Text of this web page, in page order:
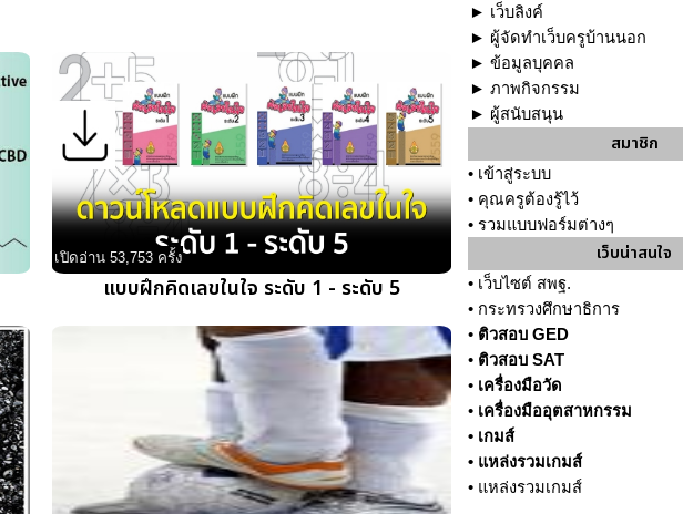
เปิดอ่าน 53,753 ครั้ง
แบบฝึกคิดเลขในใจ ระดับ 1 - ระดับ 5
► เว็บลิงค์
► ผู้จัดทำเว็บครูบ้านนอก
► ข้อมูลบุคคล
► ภาพกิจกรรม
► ผู้สนับสนุน
สมาชิก
• เข้าสู่ระบบ
• คุณครูต้องรู้ไว้
• รวมแบบฟอร์มต่างๆ
เว็บน่าสนใจ
• เว็บไซต์ สพฐ.
• กระทรวงศึกษาธิการ
• ติวสอบ GED
• ติวสอบ SAT
• เครื่องมือวัด
• เครื่องมืออุตสาหกรรม
• เกมส์
• แหล่งรวมเกมส์
• แหล่งรวมเกมส์